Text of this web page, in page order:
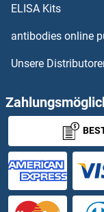
Apelin Receptor
APEX1 Antikörper
APEX2 Antikörper
APH1A Antikörper
APH1B Antikörper
APIP Antikörper
ELISA Kits
antibodies online
Unsere